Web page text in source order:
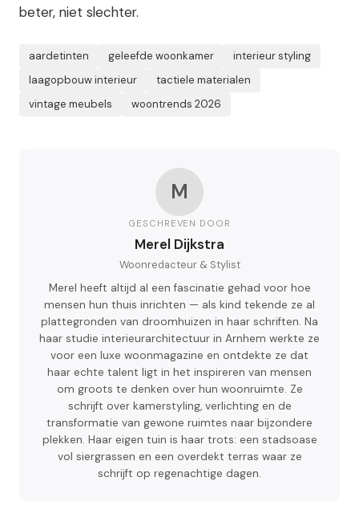
beter, niet slechter.
aardetinten geleefde woonkamer
interieur styling
laagopbouw interieur
tactiele materialen
vintage meubels
woontrends 2026
M
GESCHREVEN DOOR
Merel Dijkstra
Woonredacteur & Stylist
Merel heeft altijd al een fascinatie gehad voor hoe
mensen hun thuis inrichten — als kind tekende ze al
plattegronden van droomhuizen in haar schriften. Na
haar studie interieurarchitectuur in Arnhem werkte ze
voor een luxe woonmagazine en ontdekte ze dat
haar echte talent ligt in het inspireren van mensen
om groots te denken over hun woonruimte. Ze
schrijft over kamerstyling, verlichting en de
transformatie van gewone ruimtes naar bijzondere
plekken. Haar eigen tuin is haar trots: een stadsoase
vol siergrassen en een overdekt terras waar ze
schrijft op regenachtige dagen.